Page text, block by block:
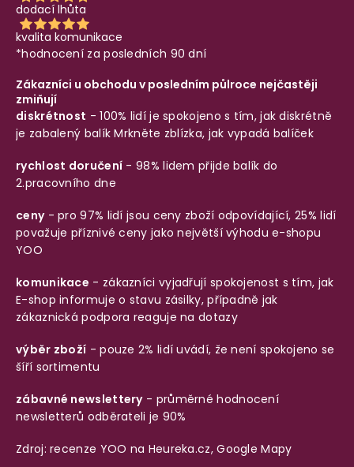
dodací lhůta
kvalita komunikace
*hodnocení za posledních 90 dní
Zákazníci u obchodu v posledním půlroce nejčastěji
zmiňují
diskrétnost - 100% lidí je spokojeno s tím, jak diskrétně
je zabalený balíkMrkněte zblízka, jak vypadá balíček
rychlost doručení - 98% lidem přijde balík do
2.pracovního dne
ceny- pro 97% lidí jsou ceny zboží odpovídající, 25% lidí
považuje příznivé ceny jako největší výhodu e-shopu
YOO
komunikace - zákazníci vyjadřují spokojenost s tím, jak
E-shop informuje o stavu zásilky, případně jak
zákaznická podpora reaguje na dotazy
výběr zboží - pouze 2% lidí uvádí, že není spokojeno se
šíří sortimentu
zábavné newslettery- průměrné hodnocení
newsletterů odběrateli je 90%
Zdroj: recenze YOO na Heureka.cz,Google Mapy